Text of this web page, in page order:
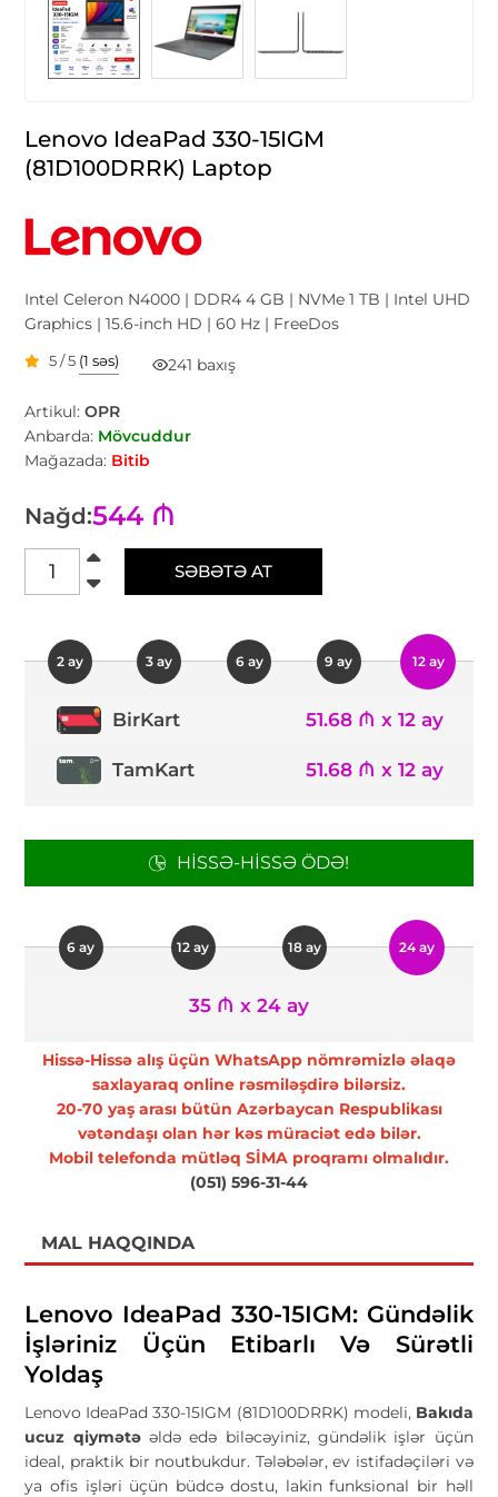
Lenovo IdeaPad 330-15IGM
(81D100DRRK) Laptop
Intel Celeron N4000 | DDR4 4 GB | NVMe 1 TB | Intel UHD
Graphics | 15.6-inch HD | 60 Hz | FreeDos
5 / 5 (1 səs) 241 baxış
Artikul:OPR
Anbarda: Mövcuddur
Mağazada: Bitib
Nağd:544 ₼
SƏBƏTƏ AT
2 ay 3 ay 6 ay 9 ay 12 ay
BirKart 51.68 ₼ x 12 ay
TamKart 51.68 ₼ x 12 ay
HISSƏ-HISSƏ ÖDƏ!
6 ay 12 ay 18 ay 24 ay
35 ₼ x 24 ay
Hissə-Hissə alış üçün WhatsApp nömrəmizlə əlaqə
saxlayaraq online rəsmiləşdirə bilərsiz.
20-70 yaş arası bütün Azərbaycan Respublikası
vətəndaşı olan hər kəs müraciət edə bilər.
Mobil telefonda mütləq SİMA proqramı olmalıdır.
(051) 596-31-44
MAL HAQQINDA
Lenovo IdeaPad 330-15IGM: Gündəlik
İşləriniz Üçün Etibarlı Və Sürətli
Yoldaş
Lenovo IdeaPad 330-15IGM (81D100DRRK) modeli, Bakıda
ucuz qiymətəəldə edə biləcəyiniz, gündəlik işlər üçün
ideal, praktik bir noutbukdur. Tələbələr, ev istifadəçiləri və
ya ofis işləri üçün büdcə dostu, lakin funksional bir həll